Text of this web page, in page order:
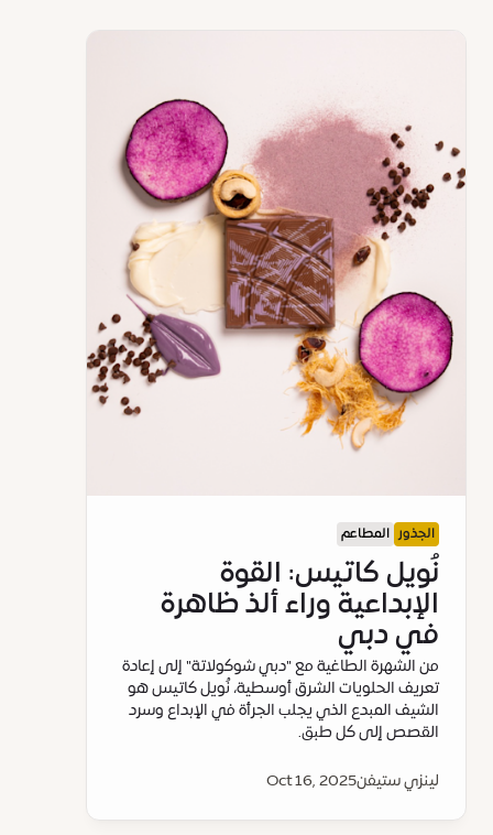
الجذور المطاعم
نُويل كاتيس: القوة
الإبداعية وراء ألذ ظاهرة
في دبي
من الشهرة الطاغية مع "دبي شوكولاتة" إلى إعادة
تعريف الحلويات الشرق أوسطية، نُويل كاتيس هو
الشيف المبدع الذي يجلب الجرأة في الإبداع وسرد
القصص إلى كل طبق.
لينزي ستيفنOct 16, 2025